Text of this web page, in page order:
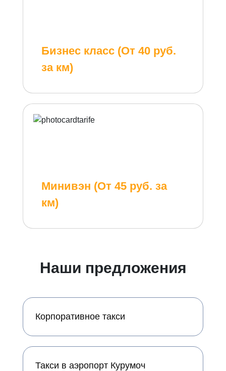
Бизнес класс (От 40 руб.
за км)
Минивэн (От 45 руб. за
км)
Наши предложения
Корпоративное такси
Такси в аэропорт Курумоч